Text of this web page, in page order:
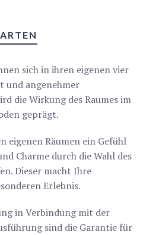
sich in ihren eigenen vier
und angenehmer
die Wirkung des Raumes im
geprägt.
eigenen Räumen ein Gefühl
Charme durch die Wahl des
Dieser macht Ihre
Erlebnis.
in Verbindung mit der
sind die Garantie für